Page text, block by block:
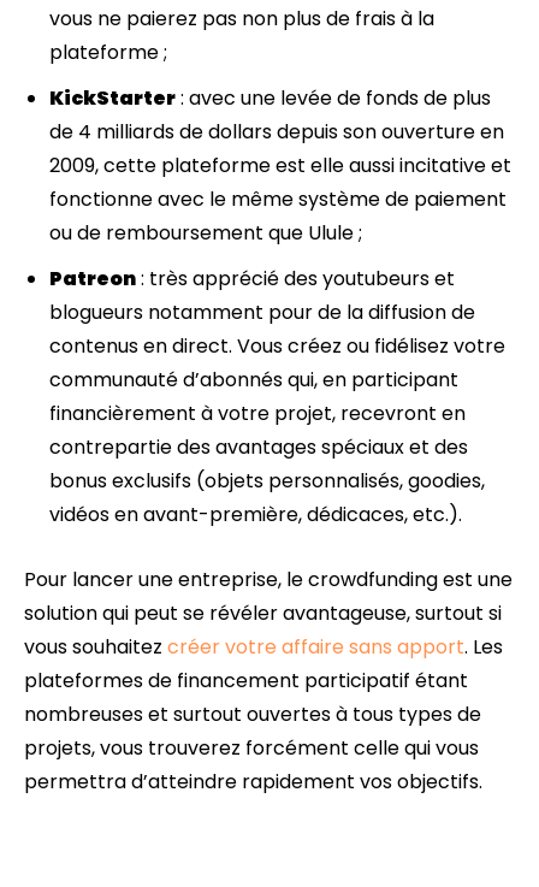
vous ne paierez pas non plus de frais à la
plateforme ;
KickStarter: avec une levée de fonds de plus
de 4 milliards de dollars depuis son ouverture en
2009, cette plateforme est elle aussi incitative et
fonctionne avec le même système de paiement
ou de remboursement que Ulule ;
Patreon: très apprécié des youtubeurs et
blogueurs notamment pour de la diffusion de
contenus en direct. Vous créez ou fidélisez votre
communauté d’abonnés qui, en participant
financièrement à votre projet, recevront en
contrepartie des avantages spéciaux et des
bonus exclusifs (objets personnalisés, goodies,
vidéos en avant-première, dédicaces, etc.).
Pour lancer une entreprise, le crowdfunding est une
solution qui peut se révéler avantageuse, surtout si
vous souhaitez créer votre affaire sans apport. Les
plateformes de financement participatif étant
nombreuses et surtout ouvertes à tous types de
projets, vous trouverez forcément celle qui vous
permettra d’atteindre rapidement vos objectifs.